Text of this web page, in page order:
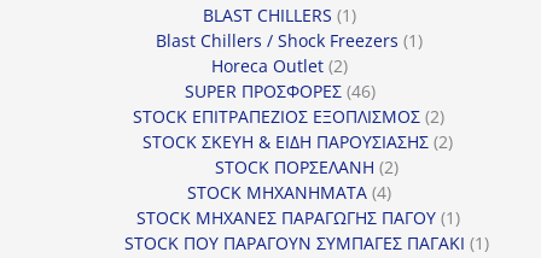
BLAST CHILLERS 11
προϊόν
Blast Chillers / Shock Freezers 11
Horeca Outlet 22
προϊόντα
SUPER ΠΡΟΣΦΟΡΕΣ 4646
προϊόντα
STOCK ΕΠΙΤΡΑΠΕΖΙΟΣ ΕΞΟΠΛΙΣΜΟΣ 22
προϊόντα
STOCK ΣΚΕΥΗ & ΕΙΔΗ ΠΑΡΟΥΣΙΑΣΗΣ 22
STOCK ΠΟΡΣΕΛΑΝΗ 22
STOCK ΜΗΧΑΝΗΜΑΤΑ 44
προϊόντα
STOCK ΜΗΧΑΝΕΣ ΠΑΡΑΓΩΓΗΣ ΠΑΓΟΥ 11
προϊόν
STOCK ΠΟΥ ΠΑΡΑΓΟΥΝ ΣΥΜΠΑΓΕΣ ΠΑΓΑΚΙ 11